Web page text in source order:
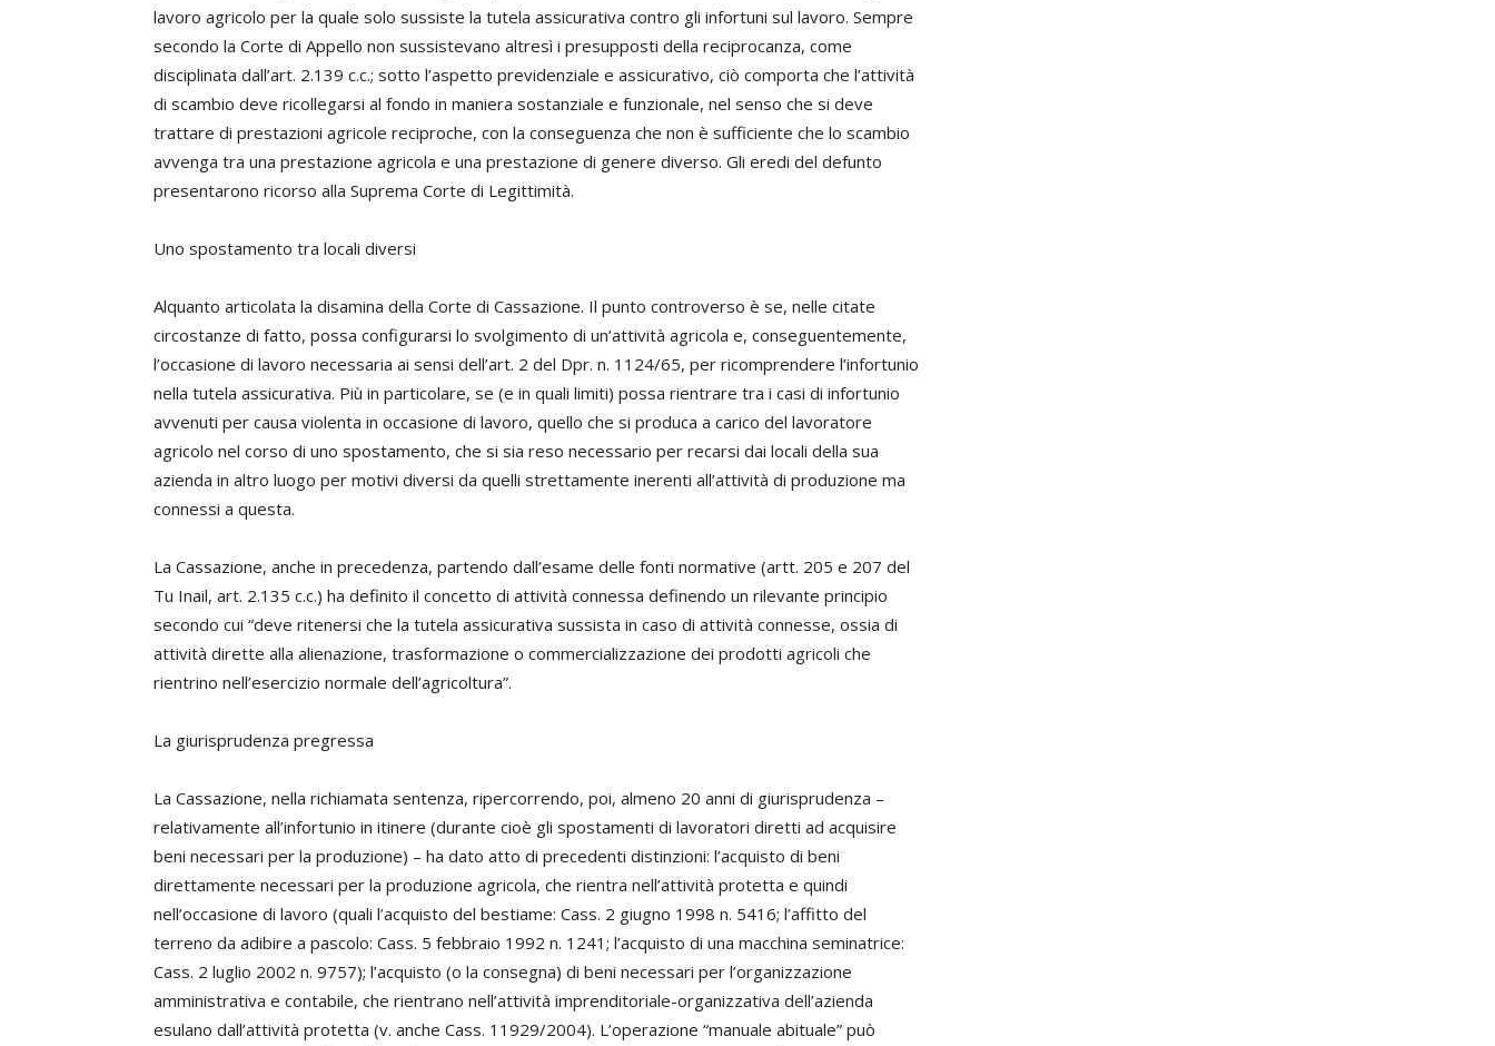
lavoro agricolo per la quale solo sussiste la tutela assicurativa contro gli infortuni sul lavoro. Sempre
secondo la Corte di Appello non sussistevano altresì i presupposti della reciprocanza, come
disciplinata dall’art. 2.139 c.c.; sotto l’aspetto previdenziale e assicurativo, ciò comporta che l’attività
di scambio deve ricollegarsi al fondo in maniera sostanziale e funzionale, nel senso che si deve
trattare di prestazioni agricole reciproche, con la conseguenza che non è sufficiente che lo scambio
avvenga tra una prestazione agricola e una prestazione di genere diverso. Gli eredi del defunto
presentarono ricorso alla Suprema Corte di Legittimità.
Uno spostamento tra locali diversi
Alquanto articolata la disamina della Corte di Cassazione. Il punto controverso è se, nelle citate
circostanze di fatto, possa configurarsi lo svolgimento di un’attività agricola e, conseguentemente,
l’occasione di lavoro necessaria ai sensi dell’art. 2 del Dpr. n. 1124/65, per ricomprendere l’infortunio
nella tutela assicurativa. Più in particolare, se (e in quali limiti) possa rientrare tra i casi di infortunio
avvenuti per causa violenta in occasione di lavoro, quello che si produca a carico del lavoratore
agricolo nel corso di uno spostamento, che si sia reso necessario per recarsi dai locali della sua
azienda in altro luogo per motivi diversi da quelli strettamente inerenti all’attività di produzione ma
connessi a questa.
La Cassazione, anche in precedenza, partendo dall’esame delle fonti normative (artt. 205 e 207 del
Tu Inail, art. 2.135 c.c.) ha definito il concetto di attività connessa definendo un rilevante principio
secondo cui “deve ritenersi che la tutela assicurativa sussista in caso di attività connesse, ossia di
attività dirette alla alienazione, trasformazione o commercializzazione dei prodotti agricoli che
rientrino nell’esercizio normale dell’agricoltura”.
La giurisprudenza pregressa
La Cassazione, nella richiamata sentenza, ripercorrendo, poi, almeno 20 anni di giurisprudenza –
relativamente all’infortunio in itinere (durante cioè gli spostamenti di lavoratori diretti ad acquisire
beni necessari per la produzione) – ha dato atto di precedenti distinzioni: l’acquisto di beni
direttamente necessari per la produzione agricola, che rientra nell’attività protetta e quindi
nell’occasione di lavoro (quali l’acquisto del bestiame: Cass. 2 giugno 1998 n. 5416; l’affitto del
terreno da adibire a pascolo: Cass. 5 febbraio 1992 n. 1241; l’acquisto di una macchina seminatrice:
Cass. 2 luglio 2002 n. 9757); l’acquisto (o la consegna) di beni necessari per l’organizzazione
amministrativa e contabile, che rientrano nell’attività imprenditoriale-organizzativa dell’azienda
esulano dall’attività protetta (v. anche Cass. 11929/2004). L’operazione “manuale abituale” può